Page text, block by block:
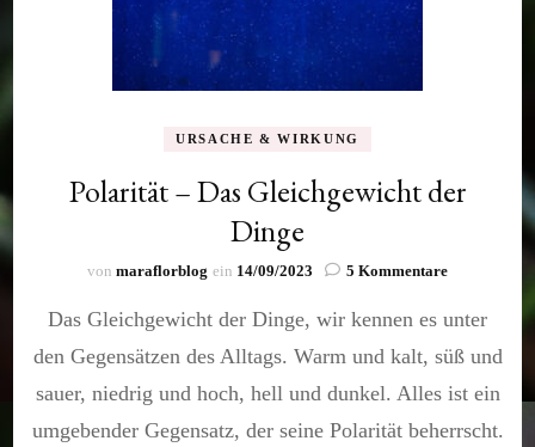
URSACHE & WIRKUNG
Polarität – Das Gleichgewicht der
Dinge
von maraflorblog ein 14/09/2023 5 Kommentarezu
–
der
Das Gleichgewicht der Dinge, wir kennen es unter
den Gegensätzen des Alltags. Warm und kalt, süß und
sauer, niedrig und hoch, hell und dunkel. Alles ist ein
umgebender Gegensatz, der seine Polarität beherrscht.